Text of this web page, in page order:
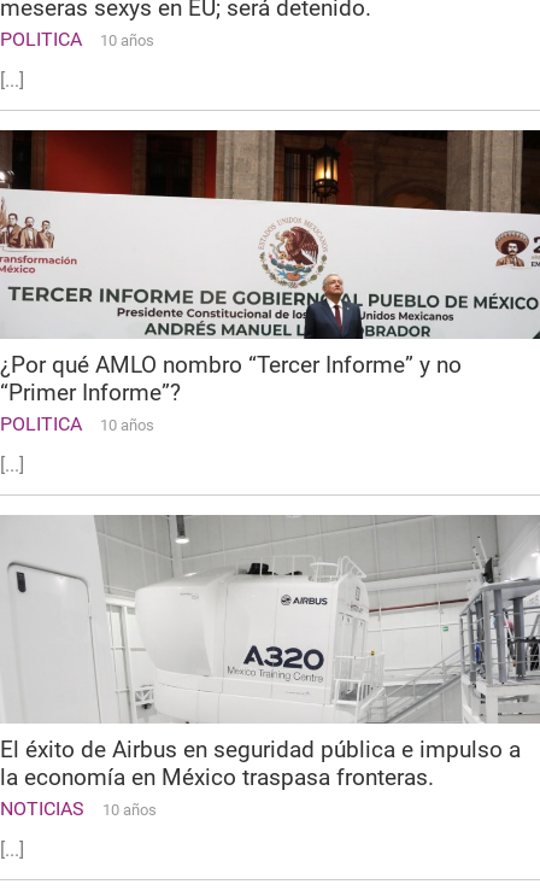
meseras sexys en EU; será detenido.
POLITICA 10 años
[...]
¿Por qué AMLO nombro “Tercer Informe” y no
“Primer Informe”?
POLITICA 10 años
[...]
El éxito de Airbus en seguridad pública e impulso a
la economía en México traspasa fronteras.
NOTICIAS 10 años
[...]